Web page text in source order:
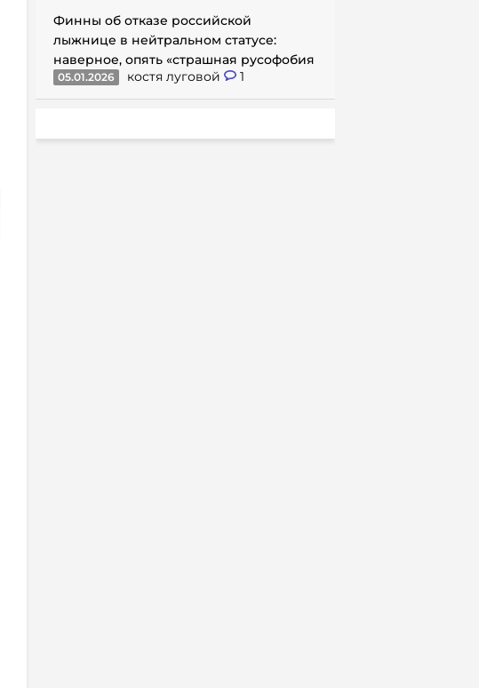
Финны об отказе российской
лыжнице в нейтральном статусе:
наверное, опять «страшная русофобия
05.01.2026 костя луговой 1